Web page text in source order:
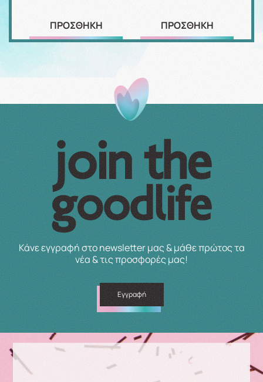
ΠΡΟΣΘΗΚΗ ΠΡΟΣΘΗΚΗ
Κάνε εγγραφή στο newsletter μας & μάθε πρώτος τα
νέα & τις προσφορές μας!
Εγγραφή